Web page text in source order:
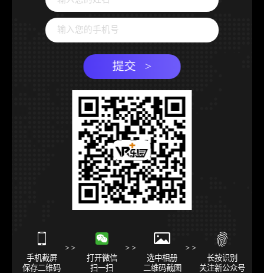
提交 >
手机截屏
保存二维码
打开微信
扫一扫
选中相册
二维码截图
长按识别
关注新公众号